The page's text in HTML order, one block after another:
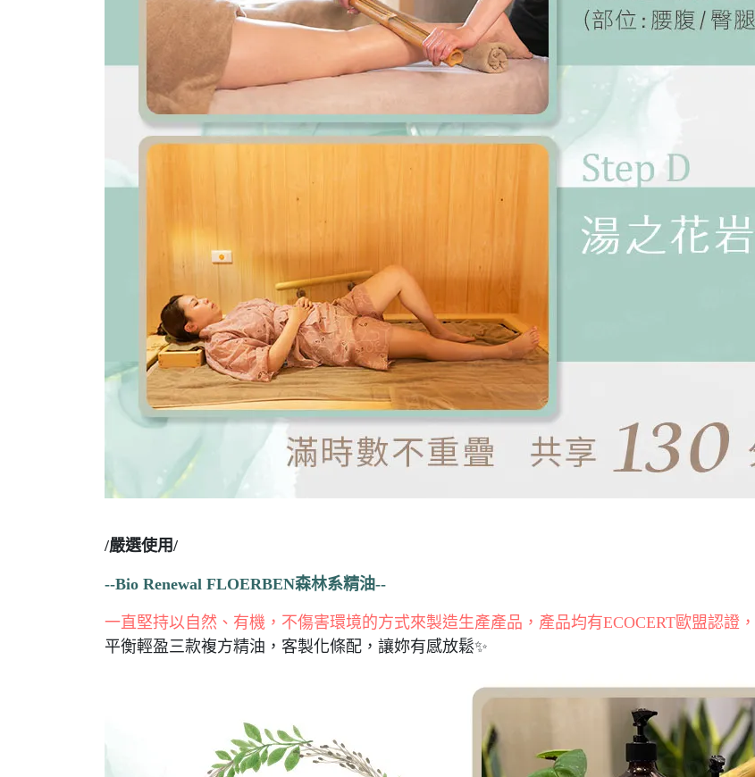
/嚴選使用/
--Bio Renewal FLOERBEN森林系精油--
一直堅持以自然、有機，不傷害環境的方式來製造生產產品，產品均有ECOCERT歐盟認證，
平衡輕盈三款複方精油，客製化條配，讓妳有感放鬆✨